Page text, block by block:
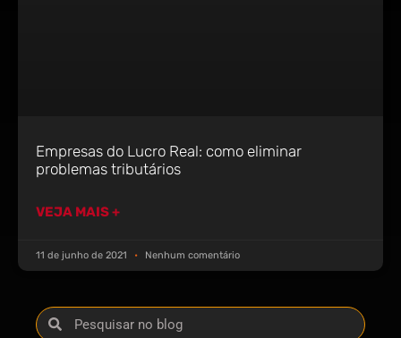
Empresas do Lucro Real: como eliminar
problemas tributários
VEJA MAIS +
11 de junho de 2021 Nenhum comentário